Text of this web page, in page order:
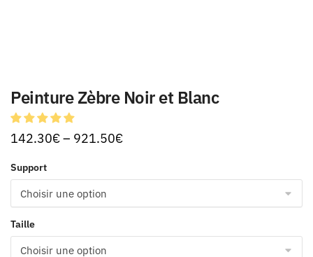
Peinture Zèbre Noir et Blanc
142.30€– 921.50€
Support
Taille